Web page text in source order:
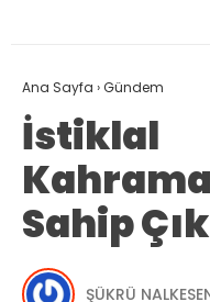
Ana Sayfa ›Gündem
İstiklal
Sahip
ŞÜKRÜ